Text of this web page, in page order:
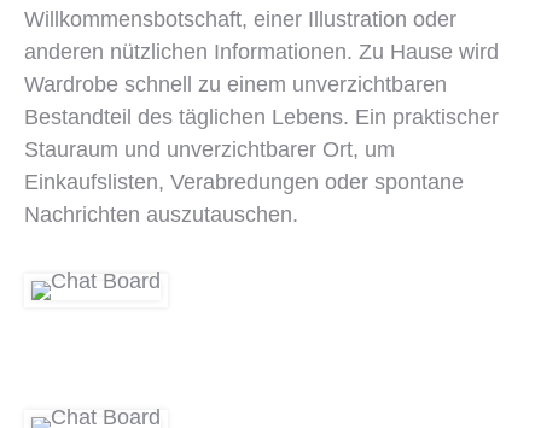
Willkommensbotschaft, einer Illustration oder
anderen nützlichen Informationen. Zu Hause wird
Wardrobe schnell zu einem unverzichtbaren
Bestandteil des täglichen Lebens. Ein praktischer
Stauraum und unverzichtbarer Ort, um
Einkaufslisten, Verabredungen oder spontane
Nachrichten auszutauschen.